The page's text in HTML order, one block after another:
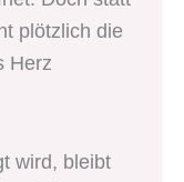
plötzlich die
Herz
wird, bleibt